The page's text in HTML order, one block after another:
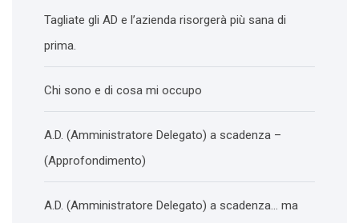
Tagliate gli AD e l’azienda risorgerà più sana di
prima.
Chi sono e di cosa mi occupo
A.D. (Amministratore Delegato) a scadenza –
(Approfondimento)
A.D. (Amministratore Delegato) a scadenza… ma